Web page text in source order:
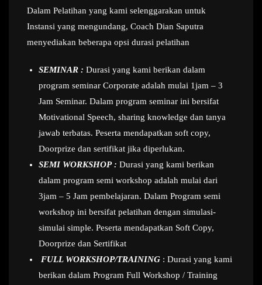
Dalam Pelatihan yang kami selenggarakan untuk
Instansi yang mengundang, Coach Dian Saputra
menyediakan beberapa opsi durasi pelatihan
SEMINAR : Durasi yang kami berikan dalam
program seminar Corporate adalah mulai 1jam – 3
Jam Seminar. Dalam program seminar ini bersifat
Motivational Speech, sharing knowledge dan tanya
jawab terbatas. Peserta mendapatkan soft copy,
Doorprize dan sertifikat jika diperlukan.
SEMI WORKSHOP : Durasi yang kami berikan
dalam program semi workshop adalah mulai dari
3jam – 5 Jam pembelajaran. Dalam Program semi
workshop ini bersifat pelatihan dengan simulasi-
simulai simple. Peserta mendapatkan Soft Copy,
Doorprize dan Sertifikat
FULL WORKSHOP/TRAINING : Durasi yang kami
berikan dalam Program Full Workshop / Training